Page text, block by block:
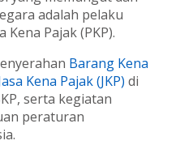
adalah pelaku
Pajak (PKP).
Barang Kena
Kena Pajak (JKP) di
serta kegiatan
peraturan